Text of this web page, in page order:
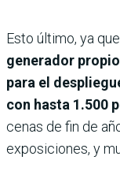
Esto último, ya
generador
para el
con hasta 1.500
cenas de fin de
exposiciones, y